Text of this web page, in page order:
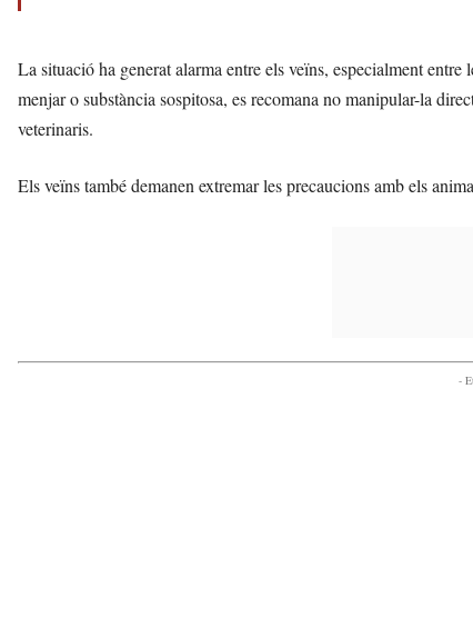
La situació ha generat alarma entre els veïns, especialment
menjar o substància sospitosa, es recomana no manipular-la
veterinaris.
Els veïns també demanen extremar les precaucions amb els
-